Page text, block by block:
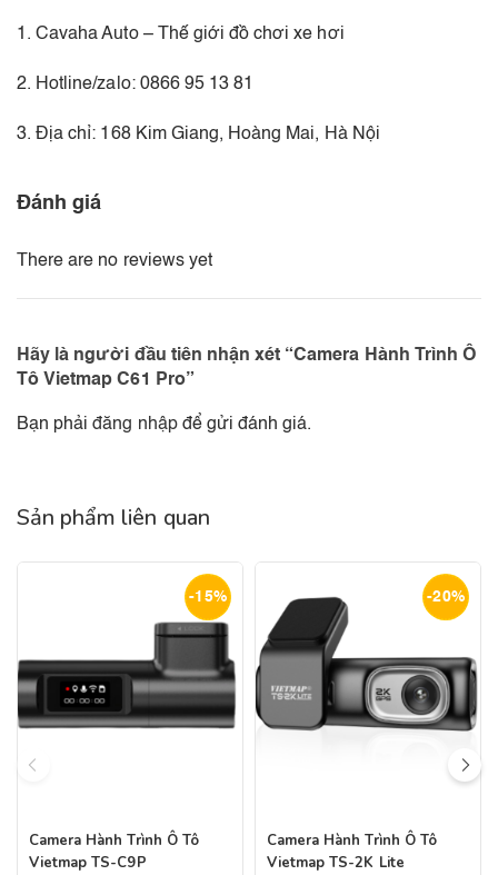
1. Cavaha Auto – Thế giới đồ chơi xe hơi
2. Hotline/zalo: 0866 95 13 81
3. Địa chỉ: 168 Kim Giang, Hoàng Mai, Hà Nội
Đánh giá
There are no reviews yet
Hãy là người đầu tiên nhận xét “Camera Hành Trình Ô
Tô Vietmap C61 Pro”
Bạn phảiđăng nhậpđể gửi đánh giá.
Sản phẩm liên quan
-15%
Camera Hành Trình Ô Tô
Vietmap TS-C9P
-20%
Camera Hành Trình Ô Tô
Vietmap TS-2K Lite